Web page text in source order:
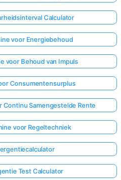
Calculator
voor Energiebehoud
voor Behoud van Impuls
Consumentensurplus
Continu Samengestelde Rente
voor Regeltechniek
Test Calculator